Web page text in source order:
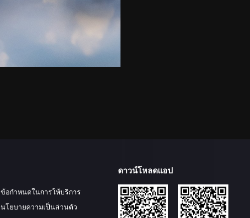
ข้อกำหนดในการให้บริการ
นโยบายความเป็นส่วนตัว
ดาวน์โหลดแอป